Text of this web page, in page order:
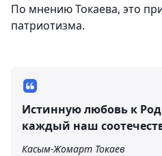
По мнению Токаева, это
патриотизма.
Истинную любовь к
каждый наш
Касым-Жомарт Токаев